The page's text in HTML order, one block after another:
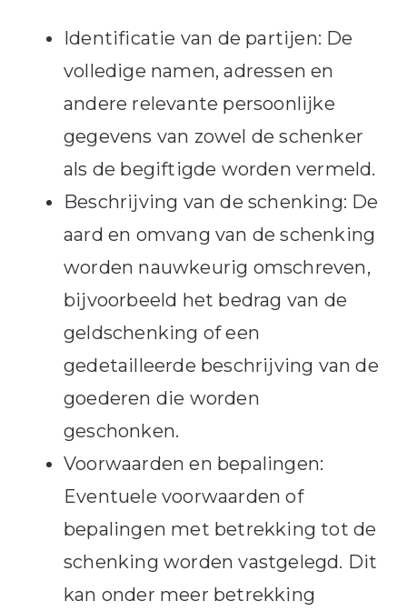
Identificatie van de partijen: De
volledige namen, adressen en
andere relevante persoonlijke
gegevens van zowel de schenker
als de begiftigde worden vermeld.
Beschrijving van de schenking: De
aard en omvang van de schenking
worden nauwkeurig omschreven,
bijvoorbeeld het bedrag van de
geldschenking of een
gedetailleerde beschrijving van de
goederen die worden
geschonken.
Voorwaarden en bepalingen:
Eventuele voorwaarden of
bepalingen met betrekking tot de
schenking worden vastgelegd. Dit
kan onder meer betrekking